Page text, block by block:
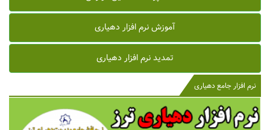
آموزش نرم افزار دهیاری
تمدید نرم افزار دهیاری
نرم افزار جامع دهیاری